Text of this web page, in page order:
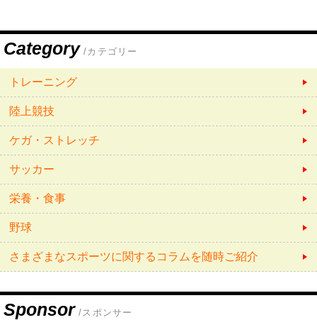
Category /カテゴリー
トレーニング
陸上競技
ケガ・ストレッチ
サッカー
栄養・食事
野球
さまざまなスポーツに関するコラムを随時ご紹介
Sponsor /スポンサー